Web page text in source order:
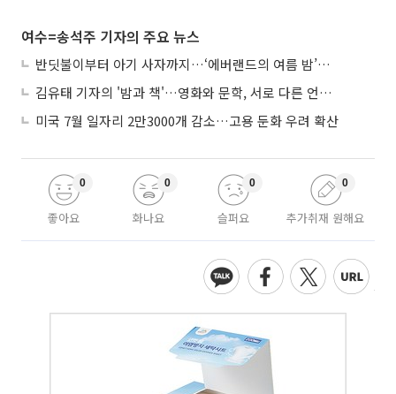
여수=송석주 기자의 주요 뉴스
반딧불이부터 아기 사자까지…‘에버랜드의 여름 밤’이 기다려지는 이유
김유태 기자의 '밤과 책'…영화와 문학, 서로 다른 언어를 읽다
미국 7월 일자리 2만3000개 감소…고용 둔화 우려 확산
좋아요
0
화나요
0
슬퍼요
0
추가취재 원해요
0